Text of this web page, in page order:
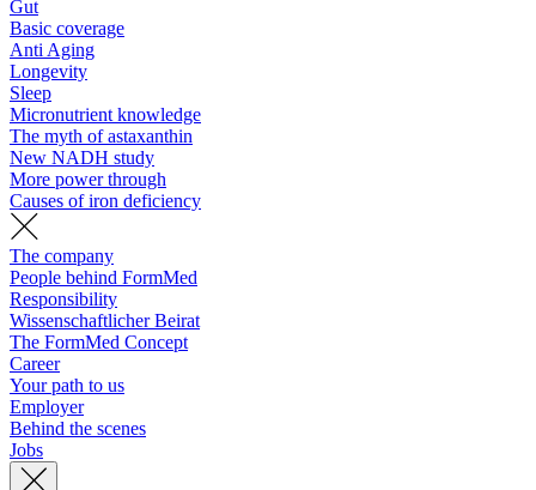
Gut
Basic coverage
Anti Aging
Longevity
Sleep
Micronutrient knowledge
The myth of astaxanthin
New NADH study
More power through
Causes of iron deficiency
The company
People behind FormMed
Responsibility
Wissenschaftlicher Beirat
The FormMed Concept
Career
Your path to us
Employer
Behind the scenes
Jobs